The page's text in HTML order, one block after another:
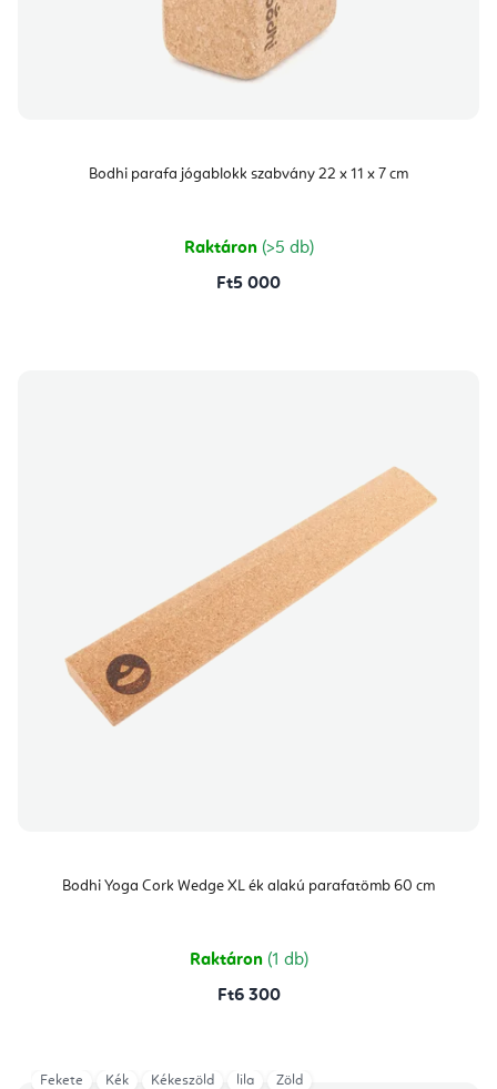
Bodhi parafa jógablokk szabvány 22 x 11 x 7 cm
Raktáron (>5 db)
Ft5 000
Bodhi Yoga Cork Wedge XL ék alakú parafatömb 60 cm
Raktáron (1 db)
Ft6 300
Fekete Kék Kékeszöld lila Zöld